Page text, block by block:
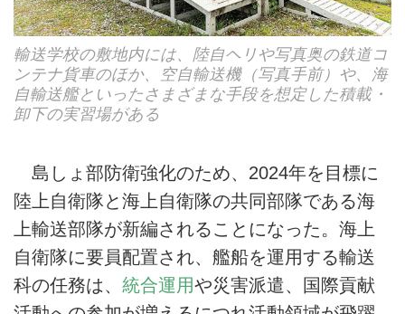
輸送学校の敷地内には、陸自ヘリや写真奥の鉄道コ
ンテナ貨車のほか、空自輸送機（写真手前）や、海
自輸送艦といったさまざまな手段を想定した積載・
卸下の実習場がある
島しょ部防衛強化のため、2024年を目標に
陸上自衛隊と海上自衛隊の共同部隊である海
上輸送部隊が新編されることになった。海上
自衛隊に要員配置され、艦船を運用する輸送
科の任務は、 統合運用や災害派遣、国際貢献